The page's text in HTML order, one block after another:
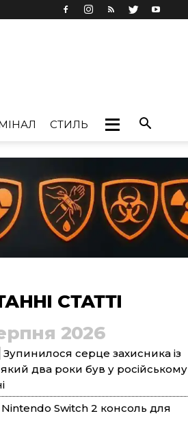
СТИЛЬ
СТАТТІ
2026
Зупинилося серце захисника із
два роки був у російському
Nintendo Switch 2 консоль для